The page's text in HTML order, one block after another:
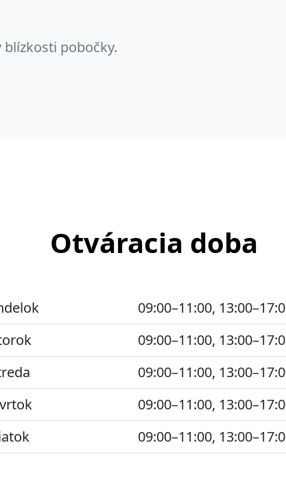
pobočky.
Otváracia doba
09:00–11:00,
09:00–11:00,
09:00–11:00,
09:00–11:00,
09:00–11:00,